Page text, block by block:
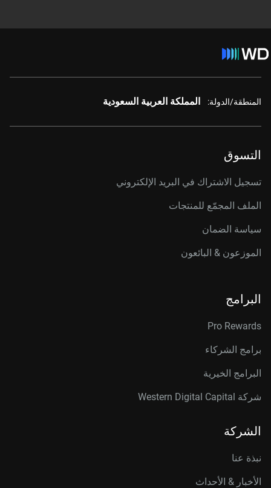
المنطقة/الدولة: المملكة العربية السعودية
التسوق
تسجيل الاشتراك في البريد الإلكتروني
الملف المجمّع للمنتجات
سياسة الضمان
الموزعون & البائعون
البرامج
Pro Rewards
برامج الشركاء
البرامج الخيرية
شركة Western Digital Capital
الشركة
نبذة عنا
الأخبار & الأحداث